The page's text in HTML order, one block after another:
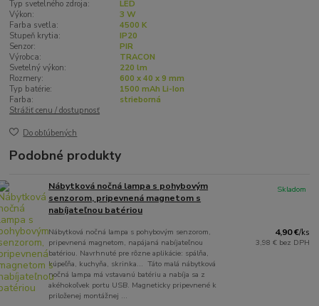
Typ svetelného zdroja:
LED
Výkon:
3 W
Farba svetla:
4500 K
Stupeň krytia:
IP20
Senzor:
PIR
Výrobca:
TRACON
Svetelný výkon:
220 lm
Rozmery:
600 x 40 x 9 mm
Typ batérie:
1500 mAh Li-Ion
Farba:
strieborná
Strážiť cenu / dostupnosť
Do obľúbených
Podobné produkty
Nábytková nočná lampa s pohybovým
senzorom, pripevnená magnetom s
nabíjateľnou batériou
Nábytková nočná lampa s pohybovým senzorom,
pripevnená magnetom, napájaná nabíjateľnou
batériou. Navrhnuté pre rôzne aplikácie: spálňa,
kúpeľňa, kuchyňa, skrinka... Táto malá nábytková
nočná lampa má vstavanú batériu a nabíja sa z
akéhokoľvek portu USB. Magneticky pripevnené k
priloženej montážnej ...
4,90 €/ks
3,98 € bez DPH
Skladom